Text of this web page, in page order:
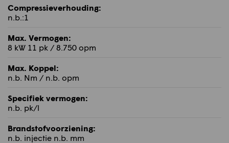
Compressieverhouding:
n.b.:1
Max. Vermogen:
8 kW 11 pk / 8.750 opm
Max. Koppel:
n.b. Nm / n.b. opm
Specifiek vermogen:
n.b. pk/l
Brandstofvoorziening:
n.b. injectie n.b. mm